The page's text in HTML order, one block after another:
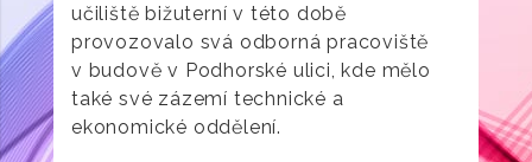
učiliště bižuterní v této době
provozovalo svá odborná pracoviště
v budově v Podhorské ulici, kde mělo
také své zázemí technické a
ekonomické oddělení.